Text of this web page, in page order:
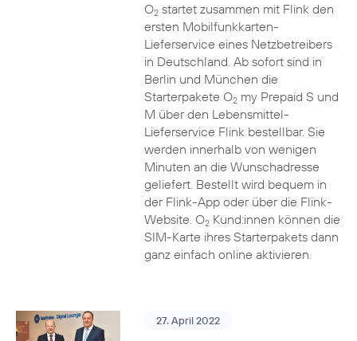
O2startet zusammen mit Flink den
ersten Mobilfunkkarten-
Lieferservice eines Netzbetreibers
in Deutschland. Ab sofort sind in
Berlin und München die
Starterpakete O2my Prepaid S und
M über den Lebensmittel-
Lieferservice Flink bestellbar. Sie
werden innerhalb von wenigen
Minuten an die Wunschadresse
geliefert. Bestellt wird bequem in
der Flink-App oder über die Flink-
Website. O2Kund:innen können die
SIM-Karte ihres Starterpakets dann
ganz einfach online aktivieren.
27. April 2022